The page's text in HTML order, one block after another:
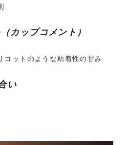
ップコメント）
コットのような粘着性の甘み
い